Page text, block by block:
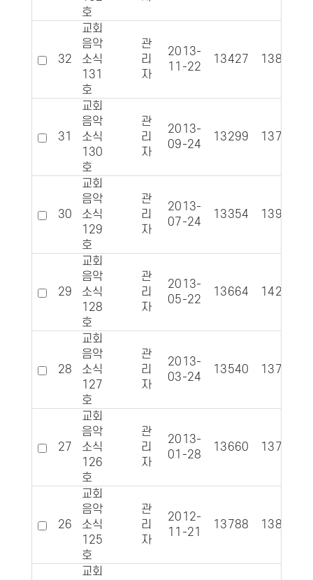
호
32
교회
음악
소식
131
호
관
리
자
2013-
11-22
13427 1388
31
교회
음악
소식
130
호
관
리
자
2013-
09-24
13299 1370
30
교회
음악
소식
129
호
관
리
자
2013-
07-24
13354 1397
29
교회
음악
소식
128
호
관
리
자
2013-
05-22
13664 1426
28
교회
음악
소식
127
호
관
리
자
2013-
03-24
13540 1373
27
교회
음악
소식
126
호
관
리
자
2013-
01-28
13660 1377
26
교회
음악
소식
125
호
관
리
자
2012-
11-21
13788 1383
교회